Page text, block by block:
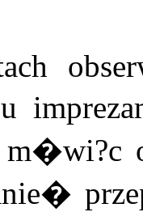
m�wi?c